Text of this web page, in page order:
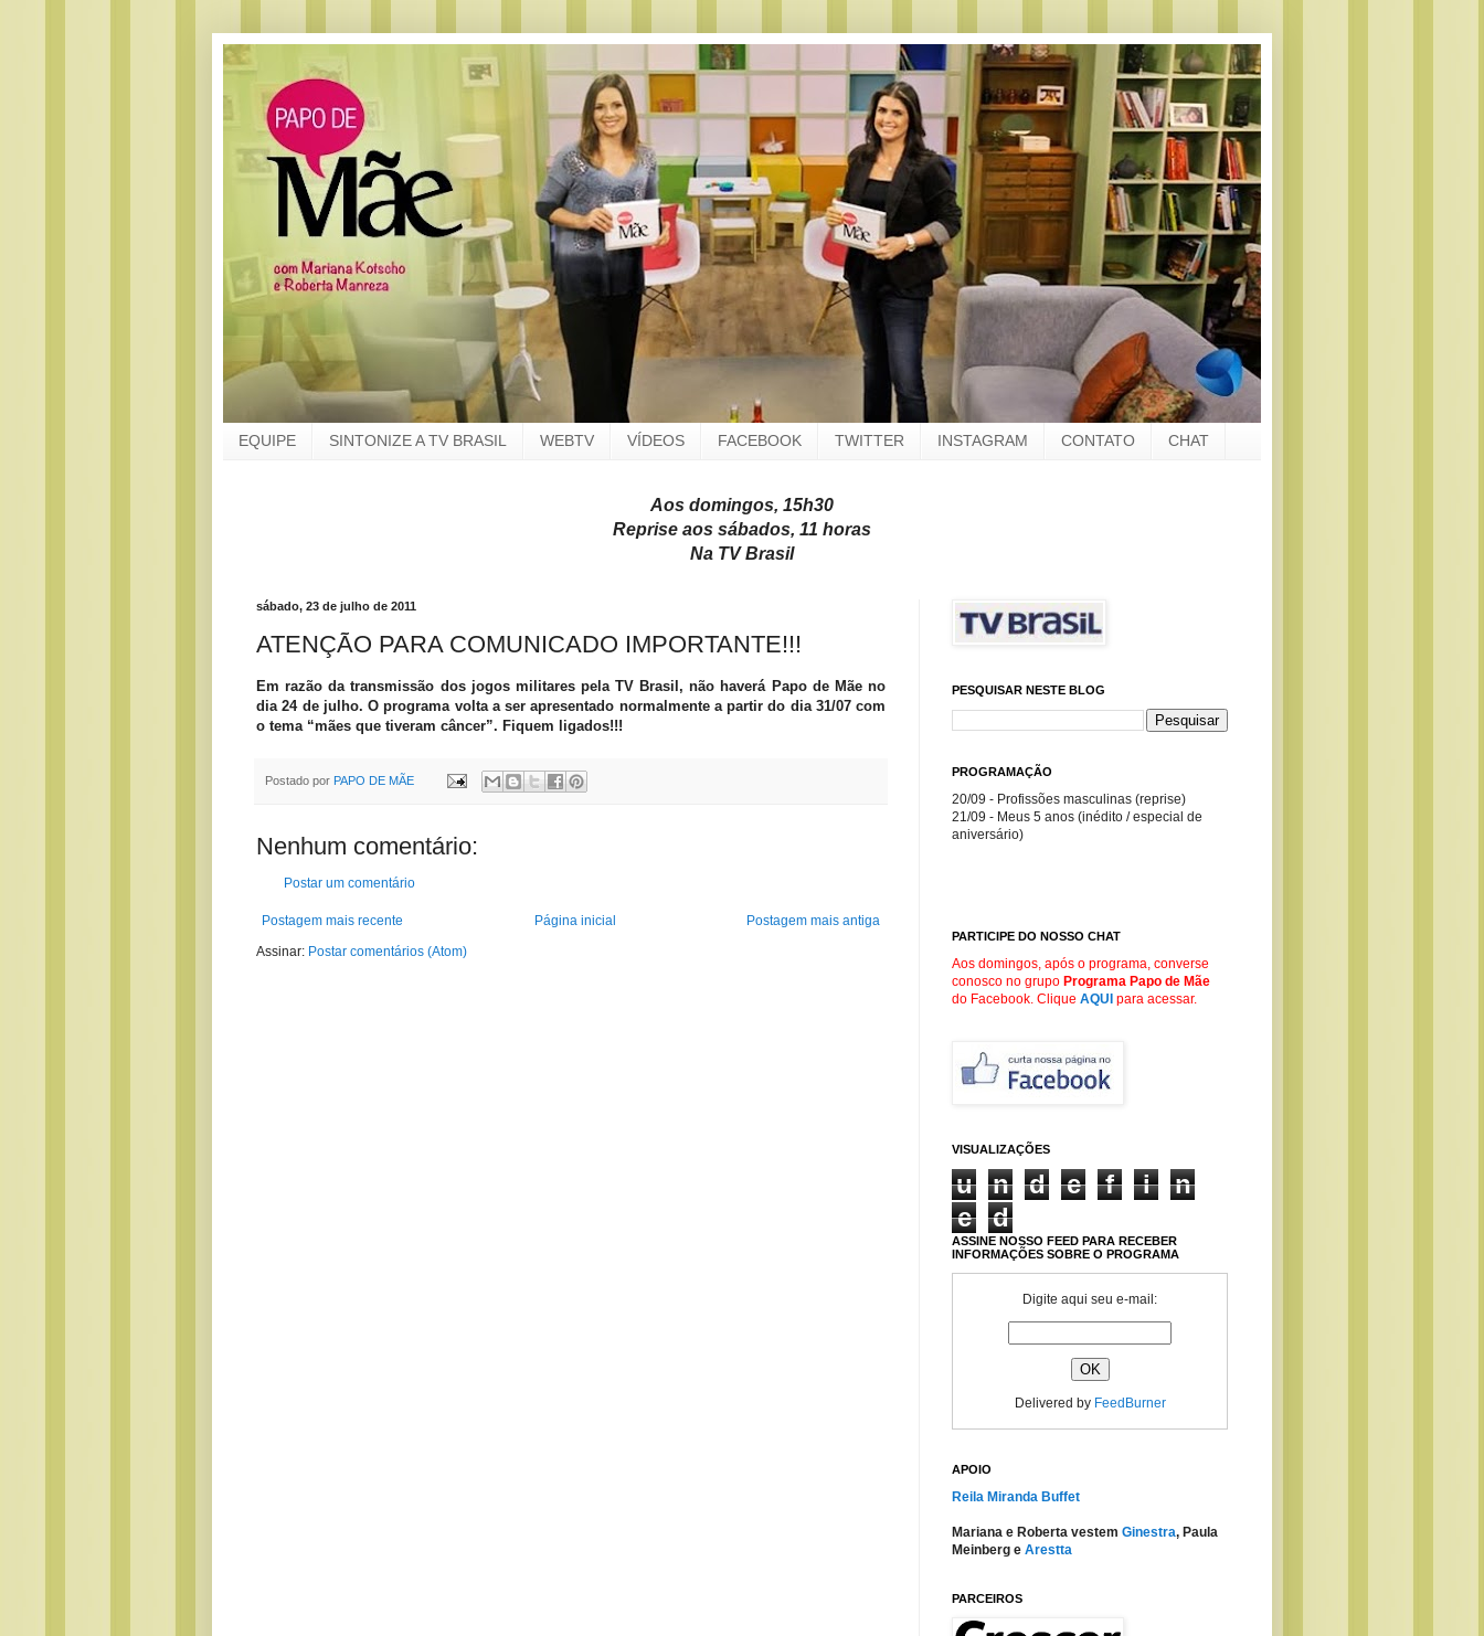
EQUIPE SINTONIZE A TV BRASIL WEBTV VÍDEOS FACEBOOK TWITTER INSTAGRAM CONTATO CHAT
Aos domingos, 15h30
Reprise aos sábados, 11 horas
Na TV Brasil
sábado, 23 de julho de 2011
ATENÇÃO PARA COMUNICADO IMPORTANTE!!!
Em razão da transmissão dos jogos militares pela TV Brasil, não haverá Papo de Mãe no
dia 24 de julho. O programa volta a ser apresentado normalmente a partir do dia 31/07 com
o tema “mães que tiveram câncer”. Fiquem ligados!!!
Postado por PAPO DE MÃE
Nenhum comentário:
Postar um comentário
Postagem mais recente Postagem mais antiga
Página inicial
Assinar: Postar comentários (Atom)
PESQUISAR NESTE BLOG
PROGRAMAÇÃO
20/09 - Profissões masculinas (reprise)
21/09 - Meus 5 anos (inédito / especial de
aniversário)
PARTICIPE DO NOSSO CHAT
Aos domingos, após o programa, converse
conosco no grupo Programa Papo de Mãe
do Facebook . Clique AQUI para acessar.
VISUALIZAÇÕES
u n d e f i
n
e
d
ASSINE NOSSO FEED PARA RECEBER
INFORMAÇÕES SOBRE O PROGRAMA
Digite aqui seu e-mail:
Delivered by FeedBurner
APOIO
Reila Miranda Buffet
Mariana e Roberta vestem Ginestra, Paula
Meinberg e Arestta
PARCEIROS